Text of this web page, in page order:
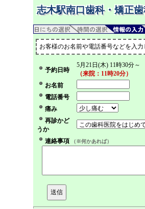
志木駅南口歯科・矯正
お客様のお名前や電話番号などを入力
予約日時
5月21日(木) 11時30分～
（来院：11時20分）
お名前
電話番号
痛み
再診かど
うか
連絡事項
（※何かあれば）